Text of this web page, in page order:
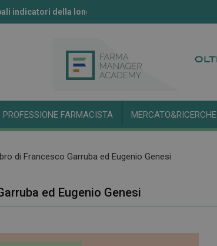
indicatori della longevità
secondo l’Aifa
PROFESSIONE FARMACISTA MERCATO&RICERCHE
di Francesco Garruba ed Eugenio Genesi
ed Eugenio Genesi